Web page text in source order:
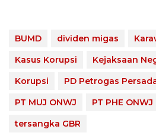
BUMD dividen migas
Kasus Korupsi
Kejaksaan
Korupsi
PD Petrogas
PT MUJ ONWJ
PT PHE ONWJ
tersangka GBR